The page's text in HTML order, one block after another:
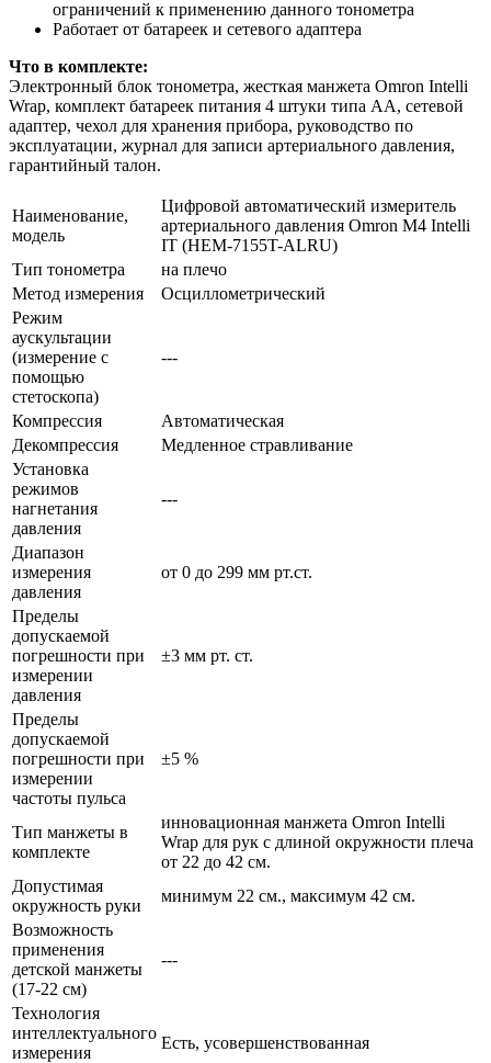
ограничений к применению данного тонометра
Работает от батареек и сетевого адаптера
Что в комплекте:
Электронный блок тонометра, жесткая манжета Omron Intelli
Wrap, комплект батареек питания 4 штуки типа АА, сетевой
адаптер, чехол для хранения прибора, руководство по
эксплуатации, журнал для записи артериального давления,
гарантийный талон.
Наименование,
модель
Цифровой автоматический измеритель
артериального давления Omron M4 Intelli
IT (HEM-7155T-ALRU)
Тип тонометра
на плечо
Метод измерения
Осциллометрический
Режим
аускультации
(измерение с
помощью
стетоскопа)
---
Компрессия
Автоматическая
Декомпрессия
Медленное стравливание
Установка
режимов
нагнетания
давления
---
Диапазон
измерения
давления
от 0 до 299 мм рт.ст.
Пределы
допускаемой
погрешности при
измерении
давления
±3 мм рт. ст.
Пределы
допускаемой
погрешности при
измерении
частоты пульса
±5 %
Тип манжеты в
комплекте
инновационная манжета Omron Intelli
Wrap для рук с длиной окружности плеча
от 22 до 42 см.
Допустимая
окружность руки
минимум 22 см., максимум 42 см.
Возможность
применения
детской манжеты
(17-22 см)
---
Технология
интеллектуального
измерения
Есть, усовершенствованная